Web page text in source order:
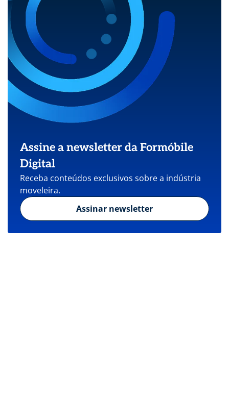
Assine a newsletter da Formóbile
Digital
Receba conteúdos exclusivos sobre a indústria
moveleira.
Assinar newsletter